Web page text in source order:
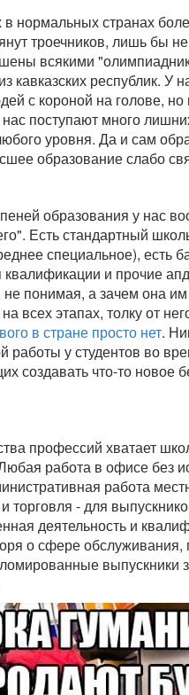
нормальных странах
троечников, лишь бы не
всякими
кавказских республик. У
с короной на голове, но
поступают много
уровня. Да и сам
образование слабо
образования у нас
Есть стандартный
специальное), есть
и прочие
понимая, а зачем она
всех этапах, толку от
в стране просто нет.
работы у студентов во
создавать что-то новое
профессий хватает
работа в офисе без
работа
торговля - для
деятельность и
о сфере обслуживания,